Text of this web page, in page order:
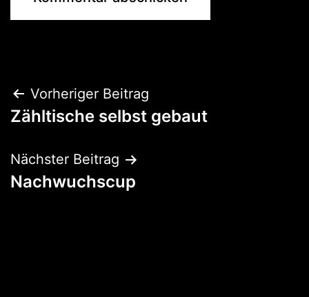
Beitragsnavigation
Vorheriger Beitrag
Zähltische selbst gebaut
Nächster Beitrag
Nachwuchscup